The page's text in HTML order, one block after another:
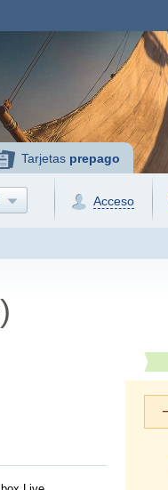
Tarjetas prepago
Acceso